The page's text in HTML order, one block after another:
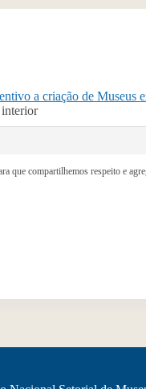
a criação de Museus
interior
compartilhemos respeito e